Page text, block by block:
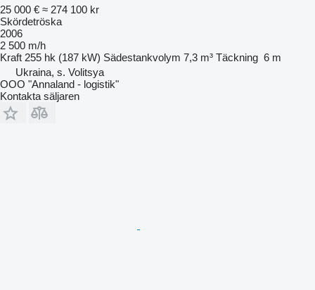
25 000 € ≈ 274 100 kr
Skördetröska
2006
2 500 m/h
Kraft 255 hk (187 kW) Sädestankvolym 7,3 m³ Täckning 6 m
Ukraina, s. Volitsya
OOO "Annaland - logistik"
Kontakta säljaren